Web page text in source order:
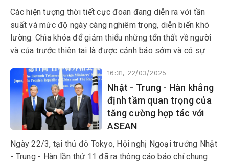
Các hiện tượng thời tiết cực đoan đang diễn ra với tần
suất và mức độ ngày càng nghiêm trọng, diễn biến khó
lường. Chìa khóa để giảm thiểu những tổn thất về người
và của trước thiên tai là được cảnh báo sớm và có sự
16:31, 22/03/2025
Nhật - Trung - Hàn khẳng
định tầm quan trọng của
tăng cường hợp tác với
ASEAN
Ngày 22/3, tại thủ đô Tokyo, Hội nghị Ngoại trưởng Nhật
- Trung - Hàn lần thứ 11 đã ra thông cáo báo chí chung